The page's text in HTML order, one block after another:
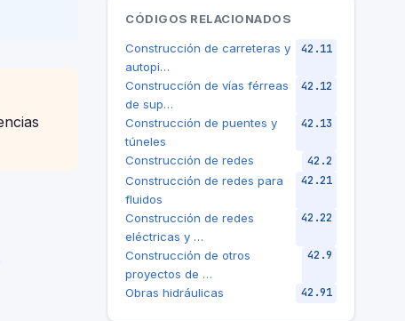
CÓDIGOS RELACIONADOS
Construcción de carreteras y
autopi…
42.11
Construcción de vías férreas
de sup…
42.12
Construcción de puentes y
túneles
42.13
Construcción de redes
42.2
Construcción de redes para
fluidos
42.21
Construcción de redes
eléctricas y …
42.22
Construcción de otros
proyectos de …
42.9
Obras hidráulicas 42.91